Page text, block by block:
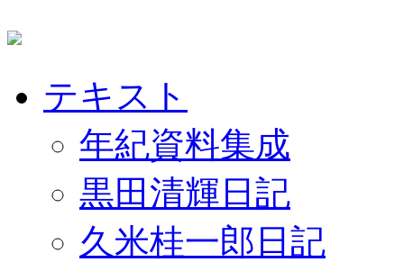
テキスト
年紀資料集成
黒田清輝日記
久米桂一郎日記